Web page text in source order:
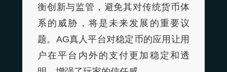
衡创新与监管，避免其对传统货币体
系的威胁，将是未来发展的重要议
题。AG真人平台对稳定币的应用让用
户在平台内外的支付更加稳定和透